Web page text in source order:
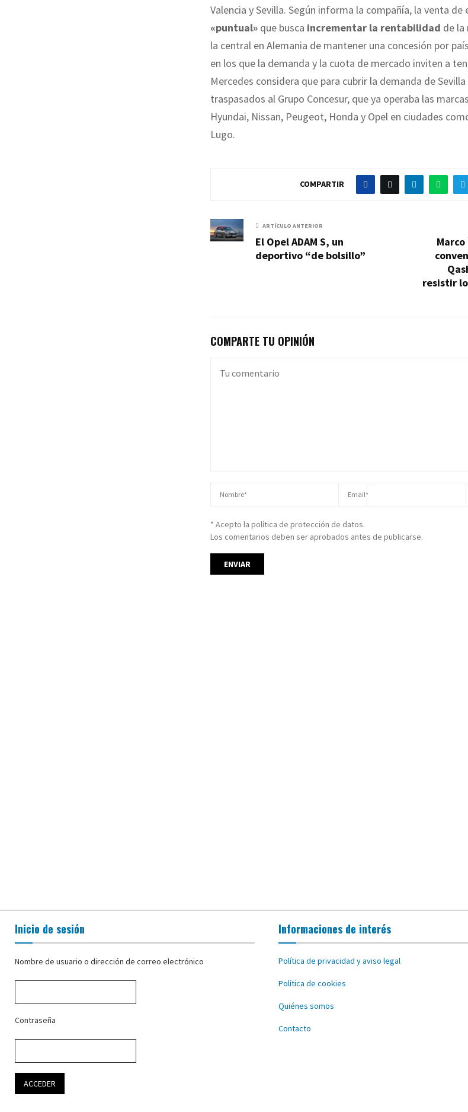
Valencia y Sevilla. Según informa la compañía, la venta
«puntual» que busca incrementar la rentabilidad de la
la central en Alemania de mantener una concesión por
en los que la demanda y la cuota de mercado inviten a
Mercedes considera que para cubrir la demanda de
traspasados al Grupo Concesur, que ya operaba las
Hyundai, Nissan, Peugeot, Honda y Opel en ciudades
Lugo.
COMPARTIR
ARTÍCULO ANTERIOR
El Opel ADAM S, un
deportivo “de bolsillo”
resistir
COMPARTE TU OPINIÓN
* Acepto la política de protección de datos.
Los comentarios deben ser aprobados antes de publicarse.
Inicio de sesión
Nombre de usuario o dirección de correo electrónico
Contraseña
Informaciones de interés
Política de privacidad y aviso legal
Política de cookies
Quiénes somos
Contacto